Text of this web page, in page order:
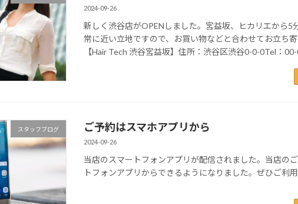
2024-09-26
新しく渋谷店がOPENしました。宮益坂、ヒカリエから5
常に近い立地ですので、お買い物などと合わせてお立ち寄
【Hair Tech 渋谷宮益坂】住所：渋谷区渋谷0-0-0Tel：
スタッフブログ ご予約はスマホアプリから
2024-09-26
当店のスマートフォンアプリが配信されました。当店の
トフォンアプリからできるようになりました。ぜひご利用